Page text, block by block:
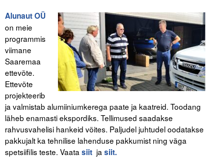
Alunaut OÜ
on meie
programmis
viimane
Saaremaa
ettevõte.
Ettevõte
projekteerib
ja valmistab alumiiniumkerega paate ja kaatreid. Toodang
läheb enamasti ekspordiks. Tellimused saadakse
rahvusvahelisi hankeid võites. Paljudel juhtudel oodatakse
pakkujalt ka tehnilise lahenduse pakkumist ning väga
spetsiifilis teste. Vaata siit ja siit.